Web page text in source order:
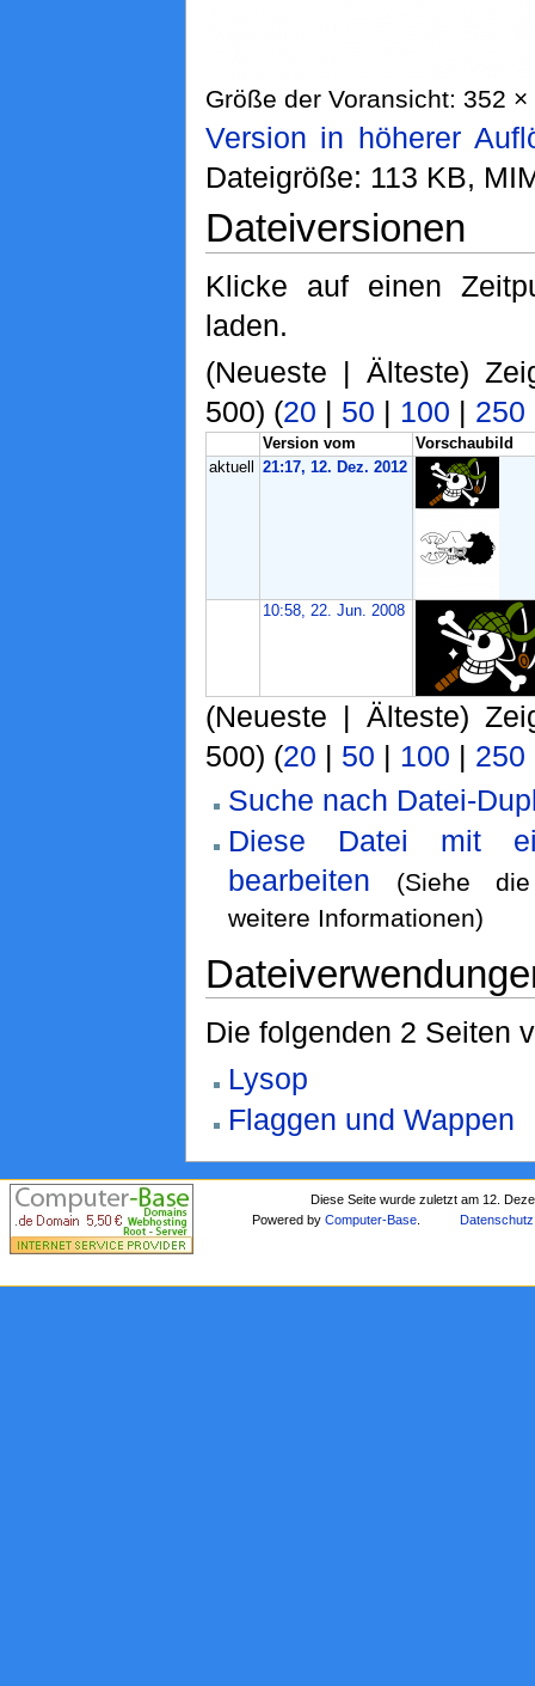
Größe der Voransicht: 352
Version in höherer
Dateigröße: 113 KB,
Dateiversionen
Klicke auf einen
laden.
(Neueste | Älteste)
500) (20 | 50 | 100 | 250
Version vom
Vorschaubild
aktuell
21:17, 12. Dez. 2012
10:58, 22. Jun. 2008
(Neueste | Älteste)
500) (20 | 50 | 100 | 250
Suche nach Datei-
Diese Datei mit
bearbeiten
(Siehe
weitere Informationen)
Die folgenden 2 Seiten
Lysop
Flaggen und Wappen
Diese Seite wurde zuletzt am 12.
Powered byComputer-Base Datenschutz